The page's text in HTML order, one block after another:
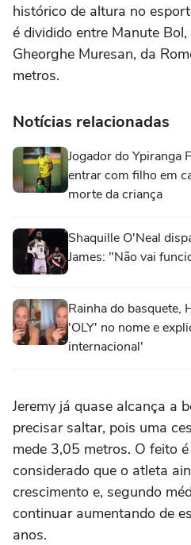
histórico de altura no
é dividido entre Manute
Gheorghe Muresan, da
metros.
Notícias relacionadas
Jogador do Ypiranga
entrar com filho em
morte da criança
Shaquille O'Neal
James: "Não vai
Rainha do basquete,
'OLY' no nome e
internacional'
Jeremy já quase alcança a
precisar saltar, pois uma
mede 3,05 metros. O feito
considerado que o atleta
crescimento e, segundo
continuar aumentando de
anos.